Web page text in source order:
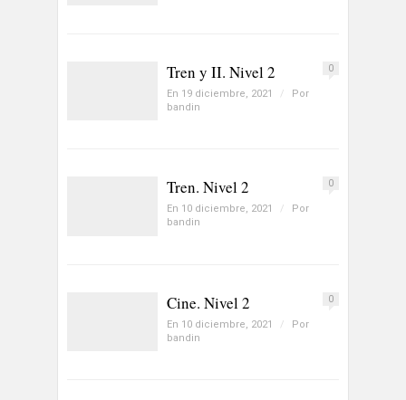
0
Tren y II. Nivel 2
En 19 diciembre, 2021 /
Por
bandin
0
Tren. Nivel 2
En 10 diciembre, 2021 /
Por
bandin
0
Cine. Nivel 2
En 10 diciembre, 2021 /
Por
bandin